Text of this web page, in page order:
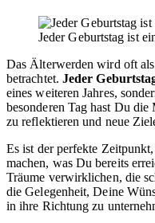
Jeder Geburtstag ist
Das Älterwerden wird oft
betrachtet. Jeder
eines weiteren Jahres,
besonderen Tag hast Du
zu reflektieren und neue
Es ist der perfekte
machen, was Du bereits
Träume verwirklichen, die
die Gelegenheit, Deine
in ihre Richtung zu